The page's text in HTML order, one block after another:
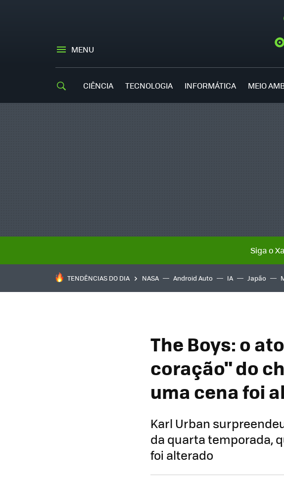
MENU
CIÊNCIA TECNOLOGIA INFORMÁTICA MEIO
Siga o
TENDÊNCIAS DO DIA NASA Android Auto IA Japão
The Boys: o
coração" do
uma cena foi
Karl Urban
da quarta temporada,
foi alterado